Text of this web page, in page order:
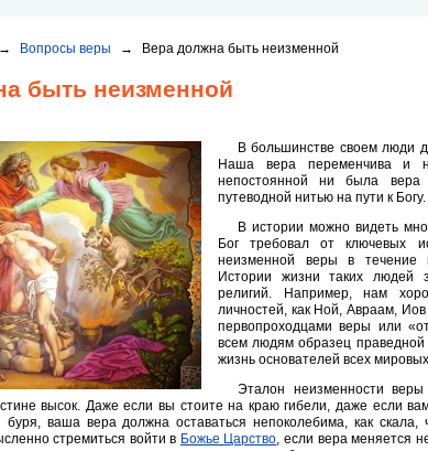
→ Вопросы веры → Вера должна быть неизменной
быть неизменной
В большинстве своем люди
Наша вера переменчива и
непостоянной ни была
путеводной нитью на пути к Богу.
В истории можно видеть
Бог требовал от ключевых
неизменной веры в течение
Истории жизни таких людей
религий. Например, нам
личностей, как Ной, Авраам,
первопроходцами веры или
всем людям образец
жизнь основателей всех
Эталон неизменности
высок. Даже если вы стоите на краю гибели, даже если
буря, ваша вера должна оставаться непоколебима, как
стремиться войти в Божье Царство, если вера меняется